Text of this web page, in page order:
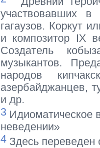
участвовавших в
гагаузов. Коркут
и композитор IX
Создатель
музыкантов.
народов
азербайджанцев,
и др.
3 Идиоматическое
неведении»
4 Здесь переведен